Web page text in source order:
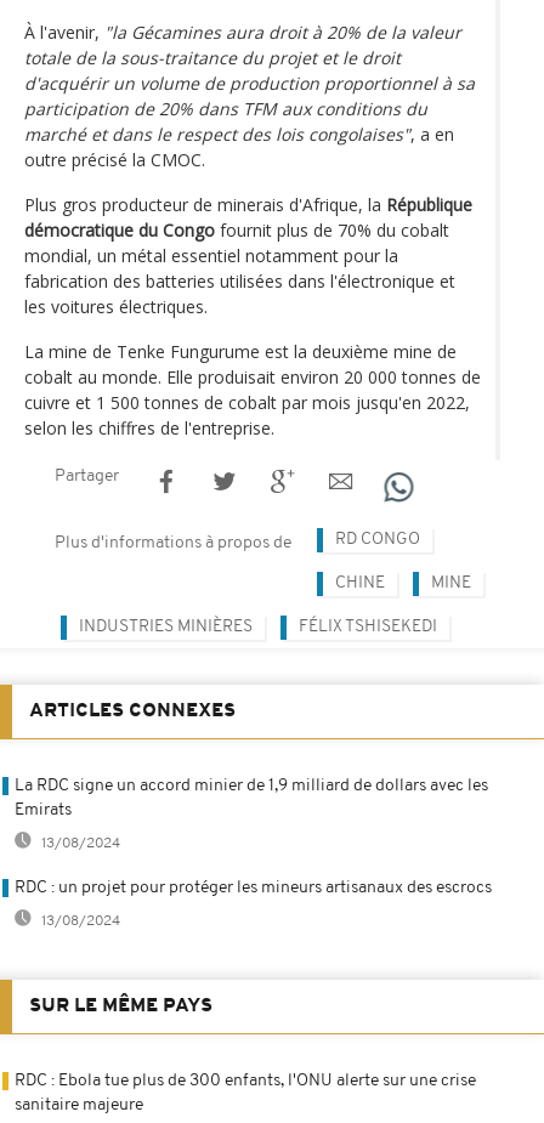
À l'avenir, "la Gécamines aura droit à 20% de la valeur
totale de la sous-traitance du projet et le droit
d'acquérir un volume de production proportionnel à sa
participation de 20% dans TFM aux conditions du
marché et dans le respect des lois congolaises", a en
outre précisé la CMOC.
Plus gros producteur de minerais d'Afrique, la République
démocratique du Congo fournit plus de 70% du cobalt
mondial, un métal essentiel notamment pour la
fabrication des batteries utilisées dans l'électronique et
les voitures électriques.
La mine de Tenke Fungurume est la deuxième mine de
cobalt au monde. Elle produisait environ 20 000 tonnes de
cuivre et 1 500 tonnes de cobalt par mois jusqu'en 2022,
selon les chiffres de l'entreprise.
Partager
Plus d'informations à propos de RD CONGO
CHINE MINE
INDUSTRIES MINIÈRES FÉLIX TSHISEKEDI
ARTICLES CONNEXES
La RDC signe un accord minier de 1,9 milliard de dollars avec les
Emirats
13/08/2024
RDC : un projet pour protéger les mineurs artisanaux des escrocs
13/08/2024
SUR LE MÊME PAYS
RDC : Ebola tue plus de 300 enfants, l'ONU alerte sur une crise
sanitaire majeure